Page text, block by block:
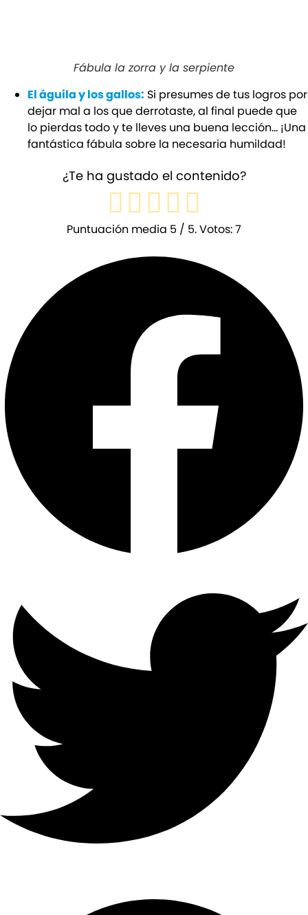
Fábula la zorra y la serpiente
El águila y los gallos: Si presumes de tus logros por
dejar mal a los que derrotaste, al final puede que
lo pierdas todo y te lleves una buena lección… ¡Una
fantástica fábula sobre la necesaria humildad!
¿Te ha gustado el contenido?
Puntuación media 5 / 5. Votos:7